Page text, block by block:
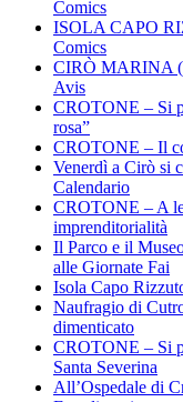
Comics
ISOLA CAPO
Comics
CIRÒ MARINA
Avis
CROTONE – Si
rosa”
CROTONE – Il
Venerdì a Cirò si
Calendario
CROTONE – A
imprenditorialità
Il Parco e il
alle Giornate Fai
Isola Capo
Naufragio di
dimenticato
CROTONE – Si
Santa Severina
All’Ospedale di